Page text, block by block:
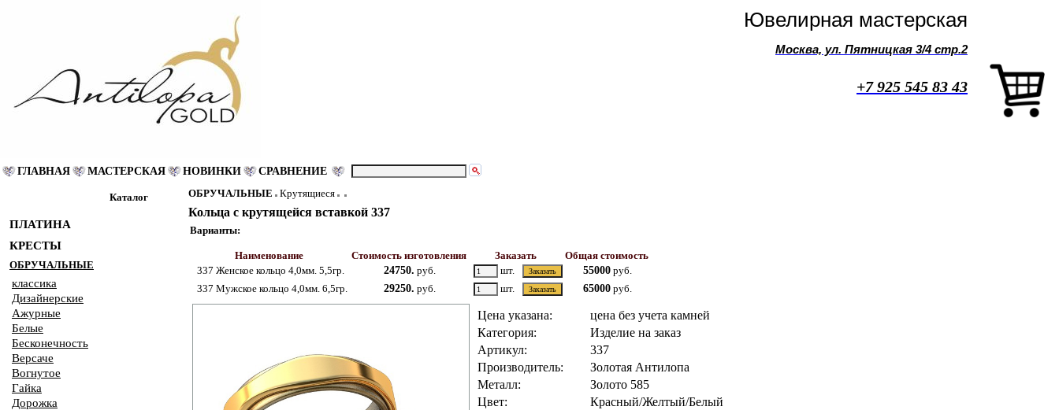
Ювелирная мастерская
Москва, ул. Пятницкая 3/4 стр.2
+7 925 545 83 43
ГЛАВНАЯ МАСТЕРСКАЯ НОВИНКИ СРАВНЕНИЕ
Каталог
ПЛАТИНА
КРЕСТЫ
ОБРУЧАЛЬНЫЕ
классика
Дизайнерские
Ажурные
Белые
Бесконечность
Версаче
Вогнутое
Гайка
Дорожка
ОБРУЧАЛЬНЫЕ Крутящиеся
Кольца с крутящейся вставкой 337
Варианты:
Наименование Стоимость изготовления Заказать
Общая стоимость
337 Женское кольцо 4,0мм. 5,5гр.
24750. руб. шт. 55000 руб.
337 Мужское кольцо 4,0мм. 6,5гр.
29250. руб. шт. 65000 руб.
Цена указана:
цена без учета камней
Категория:
Изделие на заказ
Артикул:
337
Производитель:
Золотая Антилопа
Металл:
Золото 585
Цвет:
Красный/Желтый/Белый